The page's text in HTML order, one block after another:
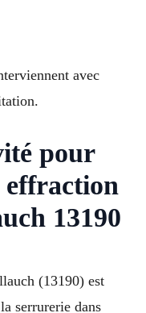
avec
pour
effraction
13190
(13190) est
serrurerie dans